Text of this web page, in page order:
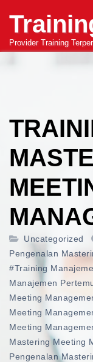
content
Provider Training
Uncategorized
Pengenalan
#training
Manajemen
Meeting
Meeting
Meeting
Mastering Meeting
Pengenalan